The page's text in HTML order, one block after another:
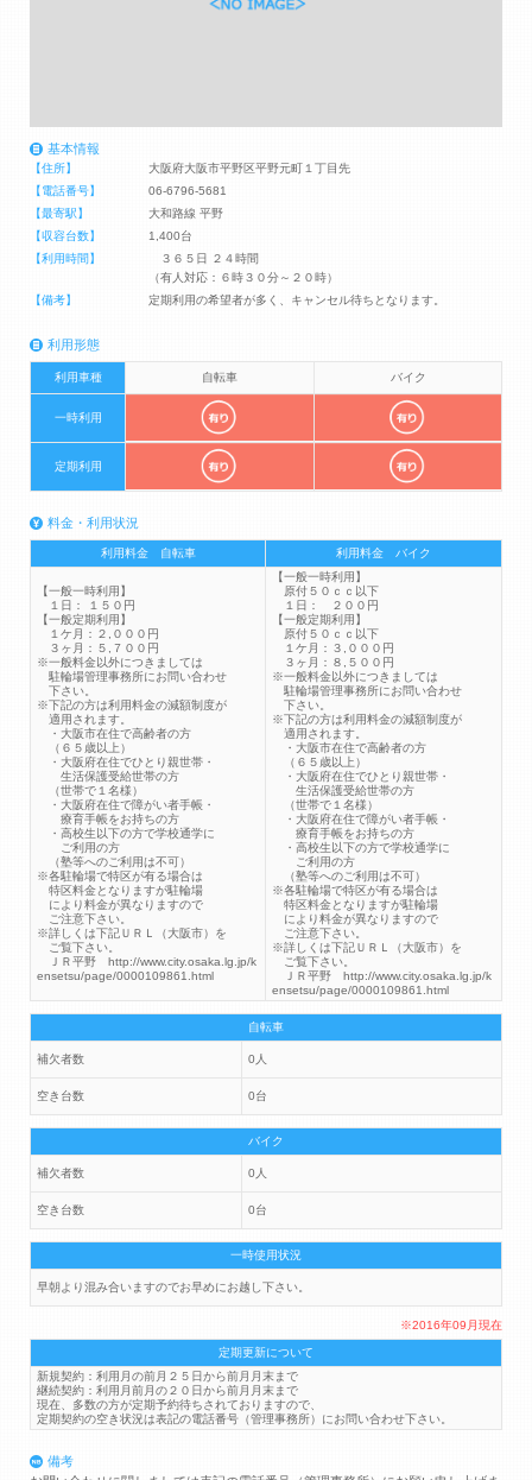
基本情報
【住所】
大阪府大阪市平野区平野元町１丁目先
【電話番号】
06-6796-5681
【最寄駅】
大和路線 平野
【収容台数】
1,400台
【利用時間】
３６５日 ２４時間
（有人対応：６時３０分～２０時）
【備考】
定期利用の希望者が多く、キャンセル待ちとなります。
利用形態
利用車種 自転車 バイク
一時利用
定期利用
料金・利用状況
利用料金 自転車 利用料金 バイク
【一般一時利用】
１日： １５０円
【一般定期利用】
１ケ月：２,０００円
３ヶ月：５,７００円
※一般料金以外につきましては
駐輪場管理事務所にお問い合わせ
下さい。
※下記の方は利用料金の減額制度が
適用されます。
・大阪市在住で高齢者の方
（６５歳以上）
・大阪府在住でひとり親世帯・
生活保護受給世帯の方
（世帯で１名様）
・大阪府在住で障がい者手帳・
療育手帳をお持ちの方
・高校生以下の方で学校通学に
ご利用の方
（塾等へのご利用は不可）
※各駐輪場で特区が有る場合は
特区料金となりますが駐輪場
により料金が異なりますので
ご注意下さい。
※詳しくは下記ＵＲＬ（大阪市）を
ご覧下さい。
ＪＲ平野 http://www.city.osaka.lg.jp/k
ensetsu/page/0000109861.html
【一般一時利用】
原付５０ｃｃ以下
１日： ２００円
【一般定期利用】
原付５０ｃｃ以下
１ケ月：３,０００円
３ヶ月：８,５００円
※一般料金以外につきましては
駐輪場管理事務所にお問い合わせ
下さい。
※下記の方は利用料金の減額制度が
適用されます。
・大阪市在住で高齢者の方
（６５歳以上）
・大阪府在住でひとり親世帯・
生活保護受給世帯の方
（世帯で１名様）
・大阪府在住で障がい者手帳・
療育手帳をお持ちの方
・高校生以下の方で学校通学に
ご利用の方
（塾等へのご利用は不可）
※各駐輪場で特区が有る場合は
特区料金となりますが駐輪場
により料金が異なりますので
ご注意下さい。
※詳しくは下記ＵＲＬ（大阪市）を
ご覧下さい。
ＪＲ平野 http://www.city.osaka.lg.jp/k
ensetsu/page/0000109861.html
自転車
補欠者数 0人
空き台数 0台
バイク
補欠者数 0人
空き台数 0台
一時使用状況
早朝より混み合いますのでお早めにお越し下さい。
※2016年09月現在
定期更新について
新規契約：利用月の前月２５日から前月月末まで
継続契約：利用月前月の２０日から前月月末まで
現在、多数の方が定期予約待ちされておりますので、
定期契約の空き状況は表記の電話番号（管理事務所）にお問い合わせ下さい。
備考